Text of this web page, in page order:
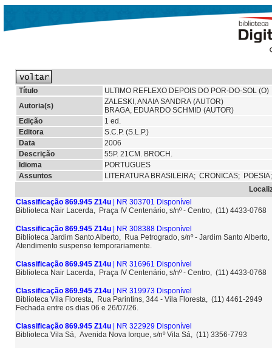
Título
ULTIMO REFLEXO DEPOIS DO POR-DO-SOL (O)
Autoria(s)
ZALESKI, ANAIA SANDRA (AUTOR)
BRAGA, EDUARDO SCHMID (AUTOR)
Edição
1 ed.
Editora
S.C.P. (S.L.P.)
Data
2006
Descrição
55P. 21CM. BROCH.
Idioma
PORTUGUES
Assuntos
LITERATURA BRASILEIRA; CRONICAS;
Classificação 869.945 Z14u | NR 303701 Disponível
Biblioteca Nair Lacerda, Praça IV Centenário, s/nº - Centro, (11) 4433-0768
Classificação 869.945 Z14u | NR 308388 Disponível
Biblioteca Jardim Santo Alberto, Rua Petrogrado, s/nº - Jardim Santo
Atendimento suspenso temporariamente.
Classificação 869.945 Z14u | NR 316961 Disponível
Biblioteca Nair Lacerda, Praça IV Centenário, s/nº - Centro, (11) 4433-0768
Classificação 869.945 Z14u | NR 319973 Disponível
Biblioteca Vila Floresta, Rua Parintins, 344 - Vila Floresta, (11) 4461-2949
Fechada entre os dias 06 e 26/07/26.
Classificação 869.945 Z14u | NR 322929 Disponível
Biblioteca Vila Sá, Avenida Nova Iorque, s/nº Vila Sá, (11) 3356-7793